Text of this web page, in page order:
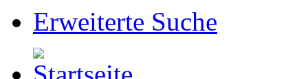
Erweiterte Suche